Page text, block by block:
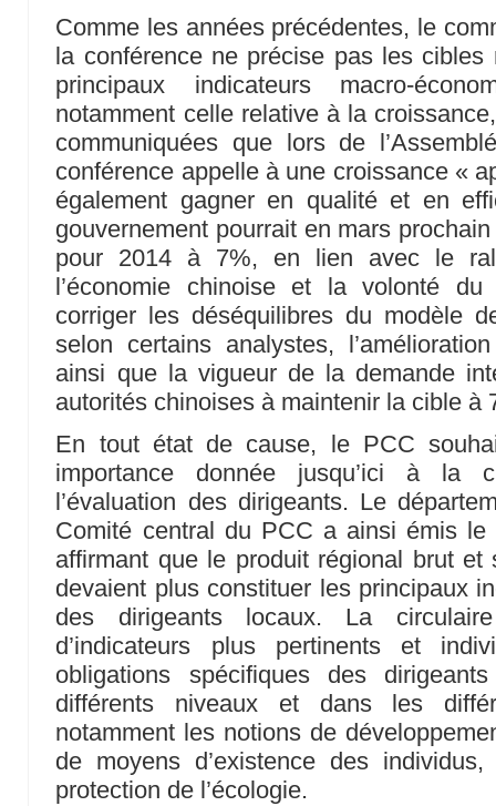
Comme les années précédentes, le
la conférence ne précise pas les
principaux indicateurs macro-
notamment celle relative à la
communiquées que lors de
conférence appelle à une croissance «
également gagner en qualité et en
gouvernement pourrait en mars
pour 2014 à 7%, en lien avec le
l’économie chinoise et la volonté du
corriger les déséquilibres du modèle
selon certains analystes,
ainsi que la vigueur de la demande
autorités chinoises à maintenir la cible à
En tout état de cause, le PCC
importance donnée jusqu’ici à la
l’évaluation des dirigeants. Le
Comité central du PCC a ainsi émis le
affirmant que le produit régional brut
devaient plus constituer les principaux
des dirigeants locaux. La
d’indicateurs plus pertinents et
obligations spécifiques des
différents niveaux et dans les
notamment les notions de
de moyens d’existence des
protection de l’écologie.